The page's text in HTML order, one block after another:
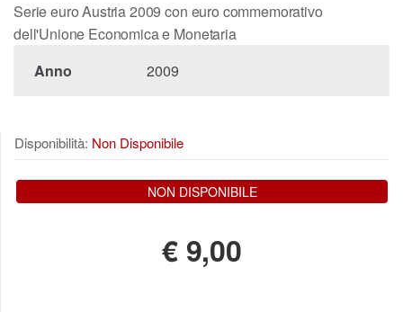
Serie euro Austria 2009 con euro commemorativo
dell'Unione Economica e Monetaria
Anno
2009
Disponibilità: Non Disponibile
NON DISPONIBILE
€ 9,00